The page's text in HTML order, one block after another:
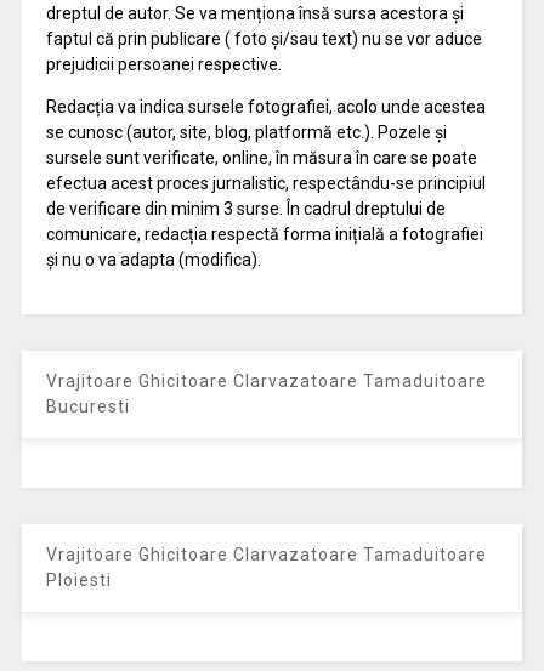
dreptul de autor. Se va menționa însă sursa acestora și
faptul că prin publicare ( foto și/sau text) nu se vor aduce
prejudicii persoanei respective.
Redacția va indica sursele fotografiei, acolo unde acestea
se cunosc (autor, site, blog, platformă etc.). Pozele și
sursele sunt verificate, online, în măsura în care se poate
efectua acest proces jurnalistic, respectându-se principiul
de verificare din minim 3 surse. În cadrul dreptului de
comunicare, redacția respectă forma inițială a fotografiei
și nu o va adapta (modifica).
Vrajitoare Ghicitoare Clarvazatoare Tamaduitoare
Bucuresti
Vrajitoare Ghicitoare Clarvazatoare Tamaduitoare
Ploiesti